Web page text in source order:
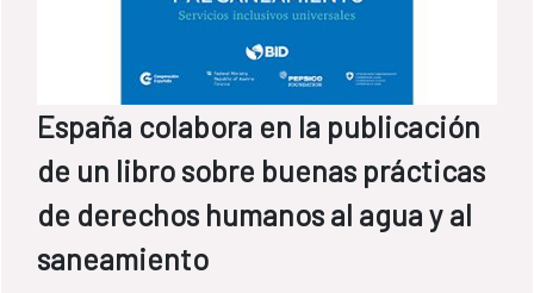
España colabora en la publicación
de un libro sobre buenas prácticas
de derechos humanos al agua y al
saneamiento